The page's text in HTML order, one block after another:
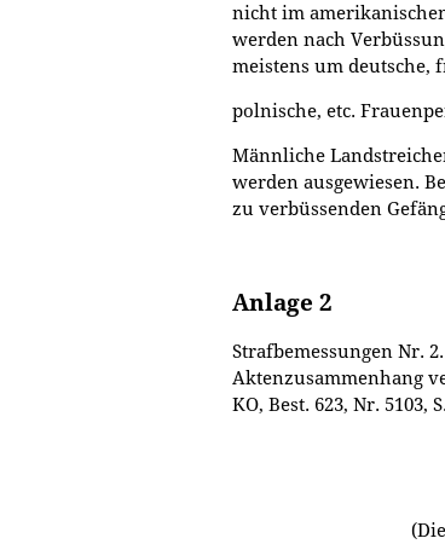
nicht im
werden nach
meistens um deutsche,
polnische, etc.
Männliche
werden ausgewiesen.
zu verbüssenden
Anlage 2
Strafbemessungen Nr.
Aktenzusammenhang
KO, Best. 623, Nr. 5103,